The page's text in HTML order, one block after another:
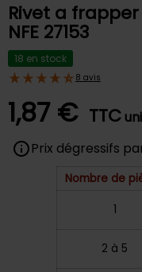
Rivet a frapper
NFE 27153
18 en stock
8 avis
1,87 € TTC
Prix dégressifs
Nombre de
1
2 à 5